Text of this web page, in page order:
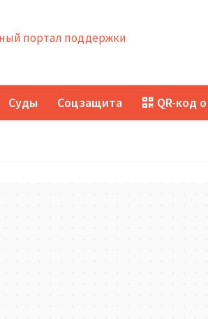
портал поддержки
Суды Соцзащита QR-код